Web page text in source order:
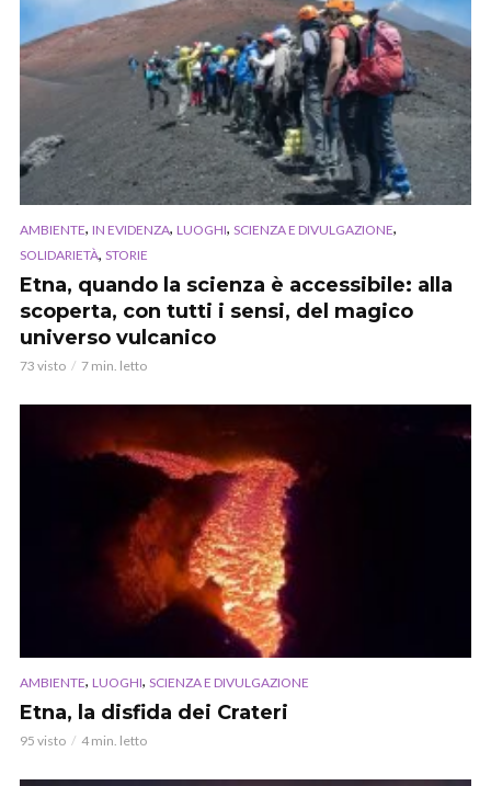
AMBIENTE, IN EVIDENZA, LUOGHI, SCIENZA E DIVULGAZIONE,
SOLIDARIETÀ, STORIE
Etna, quando la scienza è accessibile: alla
scoperta, con tutti i sensi, del magico
universo vulcanico
73 visto 7 min. letto
AMBIENTE, LUOGHI, SCIENZA E DIVULGAZIONE
Etna, la disfida dei Crateri
95 visto 4 min. letto